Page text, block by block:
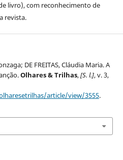
livro), com reconhecimento de
revista.
DE FREITAS, Cláudia Maria. A
Olhares & Trilhas,[S. l.], v. 3,
article/view/3555.